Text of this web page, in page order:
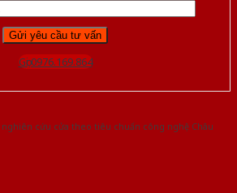
Gọi 0976.169.864
cứu cửa theo tiêu chuẩn công nghệ Châu
xuất & cung cấp hàng đầu tại Việt Nam!